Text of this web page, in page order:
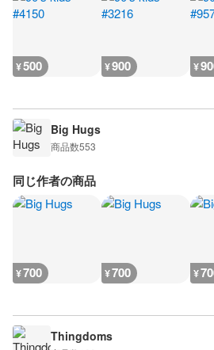
¥500 ¥900 ¥
Big Hugs
商品数553
同じ作者の商品
¥700 ¥700 ¥
Thingdoms